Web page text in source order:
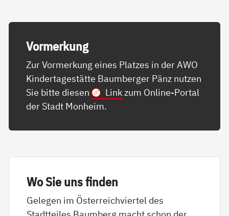
Vor­mer­kung
Zur Vormerkung eines Platzes in der AWO
Kindertagestätte Baumberger Pänz nutzen
Sie bitte diesen
Linkzum Online-Portal
der Stadt Monheim.
Wo Sie uns fin­den
Gelegen im Österreichviertel des